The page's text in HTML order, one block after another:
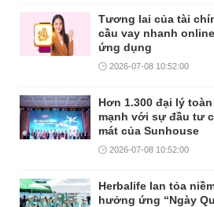
Tương lai của tài
cầu vay nhanh
ứng dụng
2026-07-08 10:52:00
Hơn 1.300 đại lý
mạnh với sự đầu tư
mát của Sunhouse
2026-07-08 10:52:00
Herbalife lan tỏa
hưởng ứng “Ngày